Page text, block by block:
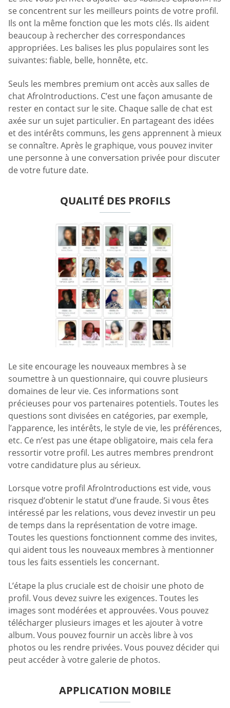
se concentrent sur les meilleurs points de votre profil.
Ils ont la même fonction que les mots clés. Ils aident
beaucoup à rechercher des correspondances
appropriées. Les balises les plus populaires sont les
suivantes: fiable, belle, honnête, etc.
Seuls les membres premium ont accès aux salles de
chat AfroIntroductions. C’est une façon amusante de
rester en contact sur le site. Chaque salle de chat est
axée sur un sujet particulier. En partageant des idées
et des intérêts communs, les gens apprennent à mieux
se connaître. Après le graphique, vous pouvez inviter
une personne à une conversation privée pour discuter
de votre future date.
QUALITÉ DES PROFILS
Le site encourage les nouveaux membres à se
soumettre à un questionnaire, qui couvre plusieurs
domaines de leur vie. Ces informations sont
précieuses pour vos partenaires potentiels. Toutes les
questions sont divisées en catégories, par exemple,
l’apparence, les intérêts, le style de vie, les préférences,
etc. Ce n’est pas une étape obligatoire, mais cela fera
ressortir votre profil. Les autres membres prendront
votre candidature plus au sérieux.
Lorsque votre profil AfroIntroductions est vide, vous
risquez d’obtenir le statut d’une fraude. Si vous êtes
intéressé par les relations, vous devez investir un peu
de temps dans la représentation de votre image.
Toutes les questions fonctionnent comme des invites,
qui aident tous les nouveaux membres à mentionner
tous les faits essentiels les concernant.
L’étape la plus cruciale est de choisir une photo de
profil. Vous devez suivre les exigences. Toutes les
images sont modérées et approuvées. Vous pouvez
télécharger plusieurs images et les ajouter à votre
album. Vous pouvez fournir un accès libre à vos
photos ou les rendre privées. Vous pouvez décider qui
peut accéder à votre galerie de photos.
APPLICATION MOBILE